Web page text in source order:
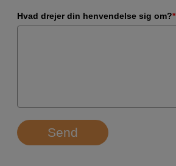
Hvad drejer din henvendelse sig om?*
Send